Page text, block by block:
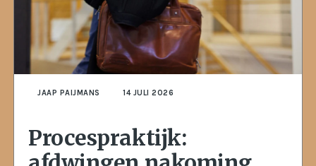
JAAP PAIJMANS 14 JULI 2026
Procespraktijk: